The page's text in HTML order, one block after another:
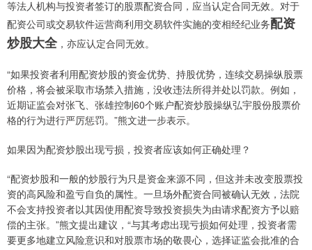
等法人机构与投资者签订的股票配资合同，应当认定合同无效。对于
配资公司或交易软件运营商利用交易软件实施的变相经纪业务配资
炒股大全，亦应认定合同无效。
“如果投资者利用配资炒股的资金优势、持股优势，连续交易操纵股票
价格，将会被采取市场禁入措施，没收违法所得并处以罚款。例如，
近期证监会对张飞、张雄控制60个账户配资炒股操纵弘宇股份股票价
格的行为进行严厉惩罚。”熊文进一步表示。
如果因为配资炒股出现亏损，投资者应该如何正确处理？
“配资炒股和一般的炒股行为只是资金来源不同，但这并未改变股票投
资的高风险和盈亏自负的属性。一旦场外配资合同被确认无效，法院
不会支持投资者以其因使用配资导致投资损失为由请求配资方予以赔
偿的主张。”熊文提出建议，“与其考虑出现亏损如何处理，投资者需
要更多地建立风险意识和对股票市场的敬畏心，选择证监会批准的合